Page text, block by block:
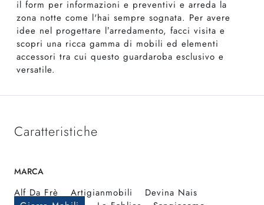
il form per informazioni e preventivi e arreda la
zona notte come l'hai sempre sognata. Per avere
idee nel progettare l’arredamento, facci visita e
scopri una ricca gamma di mobili ed elementi
accessori tra cui questo guardaroba esclusivo e
versatile.
Caratteristiche
MARCA
Alf Da Frè Artigianmobili
Devina Nais